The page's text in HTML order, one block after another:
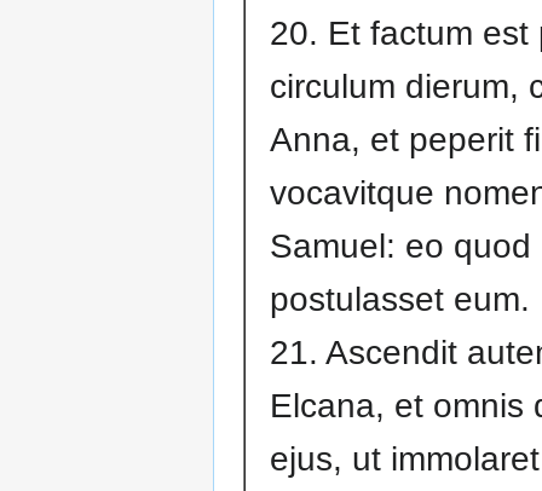
20. Et factum est
circulum dierum,
Anna, et peperit
vocavitque
Samuel: eo quod
postulasset eum.
21. Ascendit
Elcana, et omnis
ejus, ut